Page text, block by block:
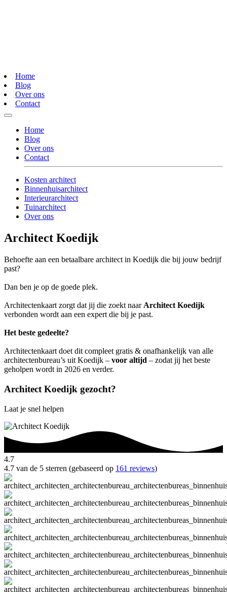
Home
Blog
Over ons
Contact
Home
Blog
Over ons
Contact
Kosten architect
Binnenhuisarchitect
Interieurarchitect
Tuinarchitect
Over ons
Architect Koedijk
Behoefte aan een betaalbare architect in Koedijk die bij jouw bedrijf
past?
Dan ben je op de goede plek.
Architectenkaart zorgt dat jij die zoekt naar Architect Koedijk
verbonden wordt aan een expert die bij je past.
Het beste gedeelte?
Architectenkaart doet dit compleet gratis & onafhankelijk van alle
architectenbureau’s uit Koedijk – voor altijd – zodat jij het beste
geholpen wordt in 2026 en verder.
Architect Koedijk gezocht?
Laat je snel helpen
4.7
4.7 van de 5 sterren (gebaseerd op 161 reviews)